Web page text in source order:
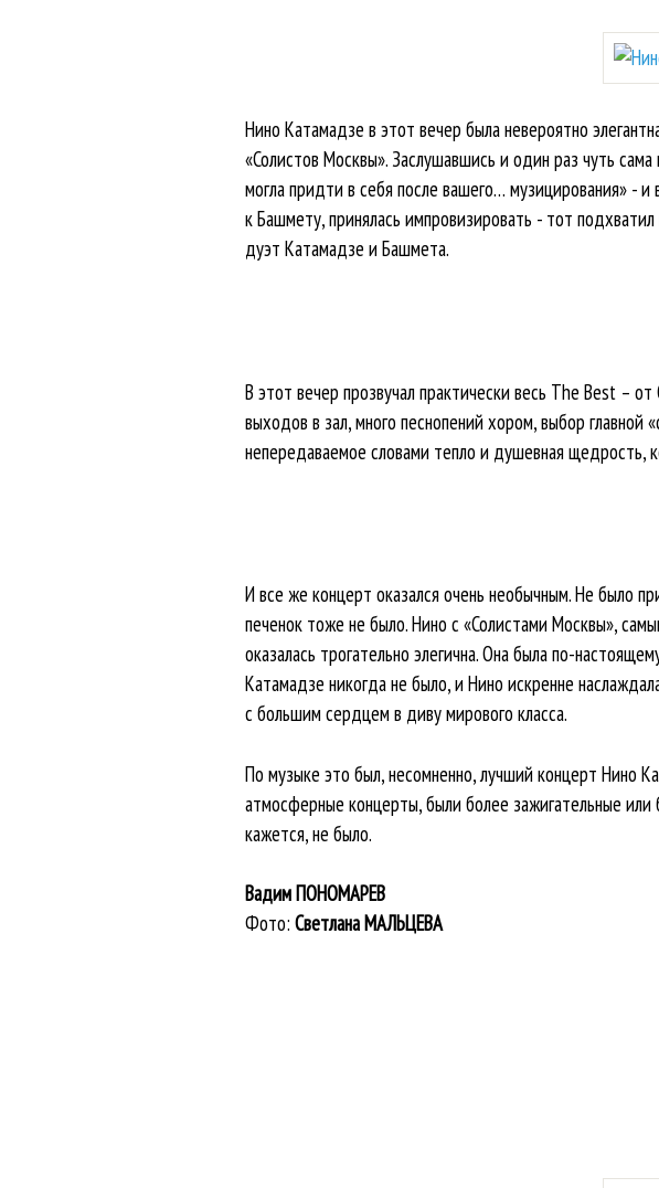
Нино Катамадзе в этот вечер была невероятно
«Солистов Москвы». Заслушавшись и один раз чуть
могла придти в себя после вашего… музицирования» -
к Башмету, принялась импровизировать - тот
дуэт Катамадзе и Башмета.
В этот вечер прозвучал практически весь The Best –
выходов в зал, много песнопений хором, выбор
непередаваемое словами тепло и душевная щедрость,
И все же концерт оказался очень необычным. Не было
печенок тоже не было. Нино с «Солистами Москвы»,
оказалась трогательно элегична. Она была по-
Катамадзе никогда не было, и Нино искренне
с большим сердцем в диву мирового класса.
По музыке это был, несомненно, лучший концерт Нино
атмосферные концерты, были более зажигательные
кажется, не было.
Вадим ПОНОМАРЕВ
Фото: Светлана МАЛЬЦЕВА